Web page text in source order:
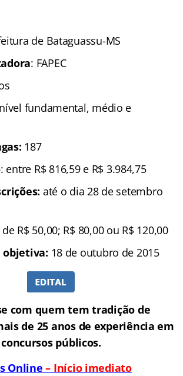
de Bataguassu-MS
: FAPEC
fundamental, médio e
187
: entre R$ 816,59 e R$ 3.984,75
até o dia 28 de setembro
de R$ 50,00; R$ 80,00 ou R$ 120,00
objetiva: 18 de outubro de 2015
com quem tem tradição de
de 25 anos de experiência em
concursos públicos.
Online – Início imediato